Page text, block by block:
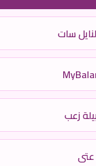
سات
زعب
عتي